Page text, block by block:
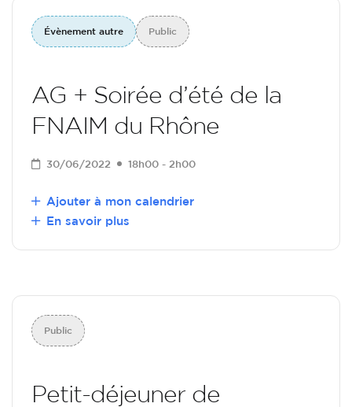
Évènement autre Public
AG + Soirée d’été de la
FNAIM du Rhône
30/06/2022 18h00 - 2h00
Ajouter à mon calendrier
En savoir plus
Public
Petit-déjeuner de